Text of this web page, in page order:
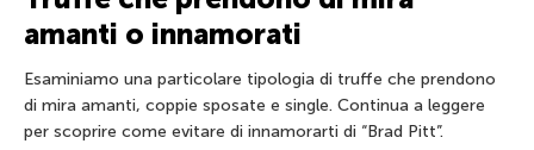
amanti o innamorati
Esaminiamo una particolare tipologia di truffe che prendono
di mira amanti, coppie sposate e single. Continua a leggere
per scoprire come evitare di innamorarti di “Brad Pitt”.